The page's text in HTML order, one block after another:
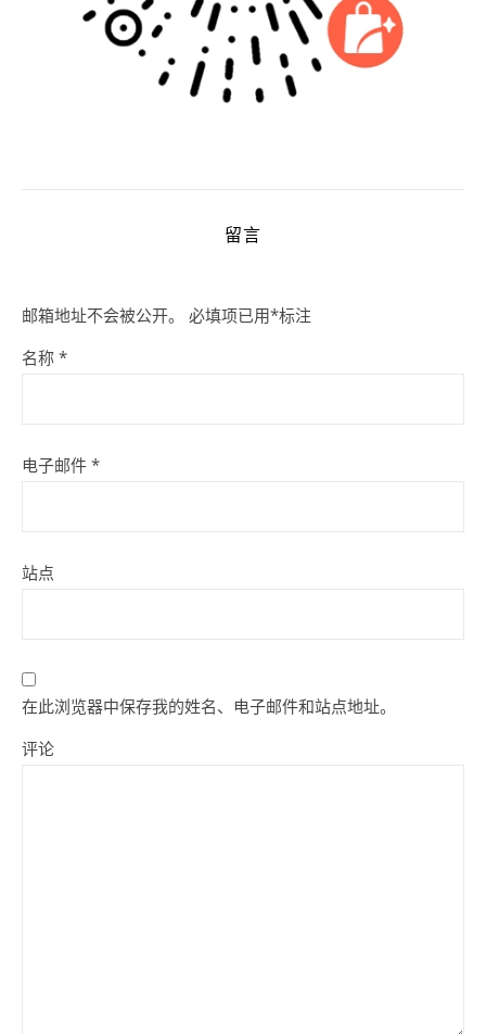
留言
邮箱地址不会被公开。 必填项已用*标注
名称 *
电子邮件 *
站点
在此浏览器中保存我的姓名、电子邮件和站点地址。
评论